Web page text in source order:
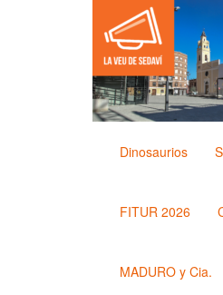
Dinosaurios
FITUR 2026
MADURO y Cia.